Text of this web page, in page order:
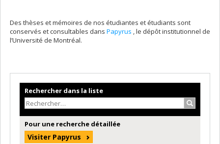
Des thèses et mémoires de nos étudiantes et étudiants sont
conservés et consultables dans Papyrus , le dépôt institutionnel de
l’Université de Montréal.
Rechercher dans la liste
Pour une recherche détaillée
Visiter Papyrus